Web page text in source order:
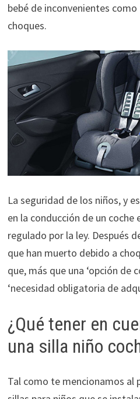
bebé de inconvenientes
choques.
La seguridad de los niños, y
en la conducción de un coche
regulado por la ley. Después
que han muerto debido a
que, más que una ‘opción de
‘necesidad obligatoria de
¿Qué tener en
una silla niño
Tal como te mencionamos al